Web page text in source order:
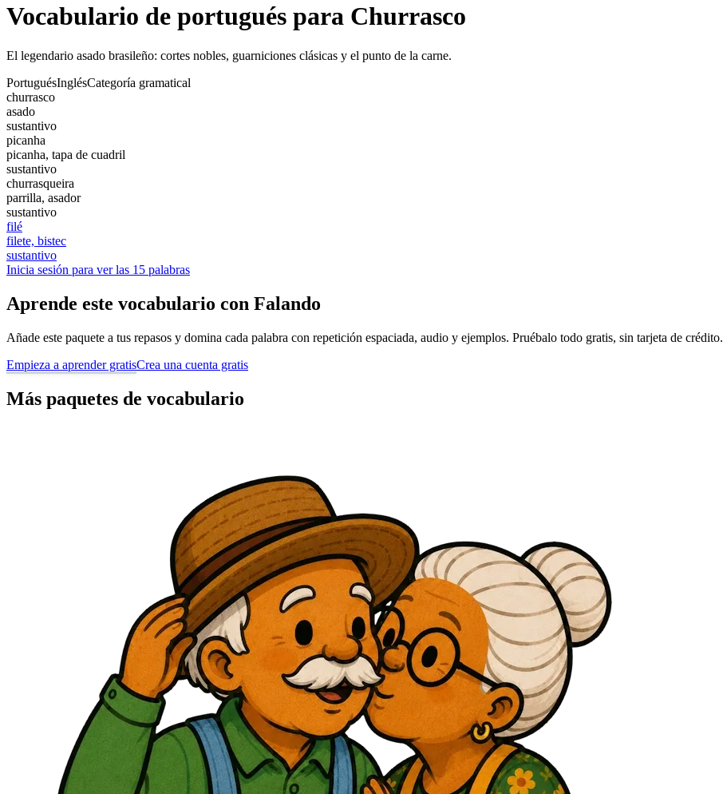
Vocabulario de portugués para Churrasco
El legendario asado brasileño: cortes nobles, guarniciones clásicas y el punto de la carne.
PortuguésInglésCategoría gramatical
churrasco
asado
sustantivo
picanha
picanha, tapa de cuadril
sustantivo
churrasqueira
parrilla, asador
sustantivo
filé
filete, bistec
sustantivo
Inicia sesión para ver las 15 palabras
Aprende este vocabulario con Falando
Añade este paquete a tus repasos y domina cada palabra con repetición espaciada, audio y ejemplos. Pruébalo todo gratis, sin tarjeta de crédito.
Empieza a aprender gratisCrea una cuenta gratis
Más paquetes de vocabulario